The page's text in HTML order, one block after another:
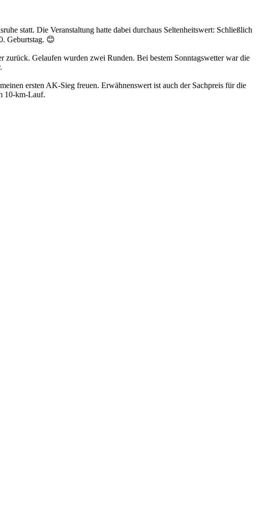
statt. Die Veranstaltung hatte dabei durchaus Seltenheitswert: Schließlich
Geburtstag. 😊
Gelaufen wurden zwei Runden. Bei bestem Sonntagswetter war die
ersten AK-Sieg freuen. Erwähnenswert ist auch der Sachpreis für die
10-km-Lauf.